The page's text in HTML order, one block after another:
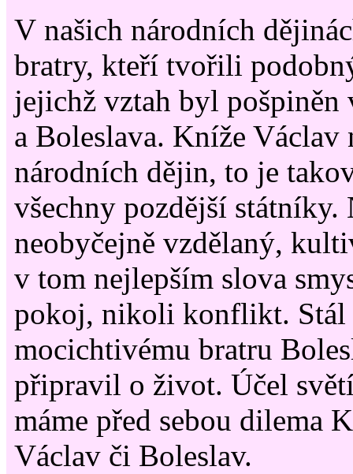
V našich národních
bratry, kteří tvořili
jejichž vztah byl pošpiněn
a Boleslava. Kníže Václav
národních dějin, to je
všechny pozdější státníky.
neobyčejně vzdělaný,
v tom nejlepším slova
pokoj, nikoli konflikt. Stál
mocichtivému bratru
připravil o život. Účel
máme před sebou dilema
Václav či Boleslav.